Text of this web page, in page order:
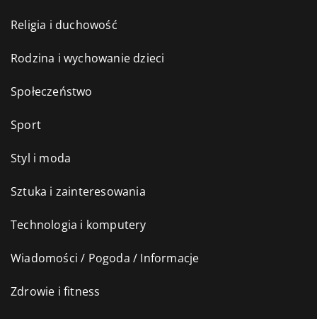
Religia i duchowość
Rodzina i wychowanie dzieci
Społeczeństwo
Sport
Styl i moda
Sztuka i zainteresowania
Technologia i komputery
Wiadomości / Pogoda / Informacje
Zdrowie i fitness